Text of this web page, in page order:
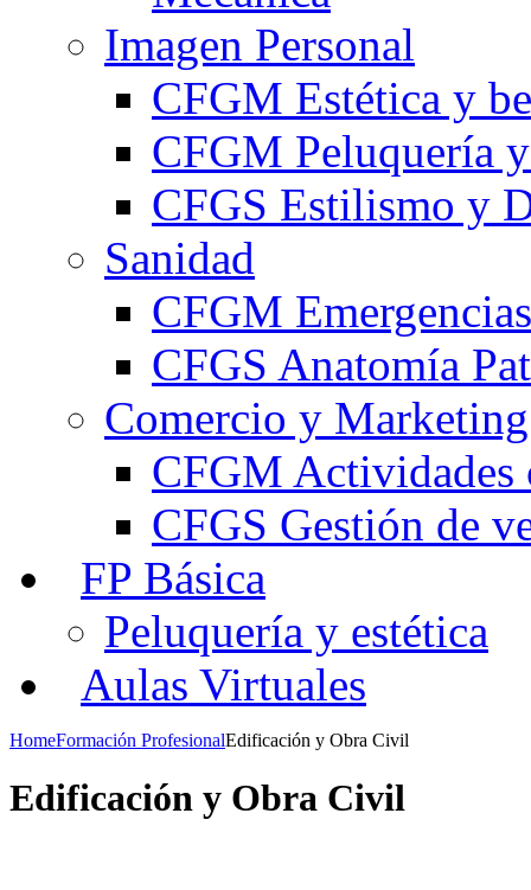
Imagen Personal
CFGM Estética y
CFGM Peluquería
CFGS Estilismo y
Sanidad
CFGM
CFGS Anatomía
Comercio y Marketing
CFGM Actividades
CFGS Gestión de
FP Básica
Peluquería y estética
Aulas Virtuales
HomeFormación ProfesionalEdificación y Obra Civil
Edificación y Obra Civil